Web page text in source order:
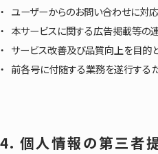
ユーザーからのお問い合わせに対
本サービスに関する広告掲載等の
サービス改善及び品質向上を目的
前各号に付随する業務を遂行する
4. 個人情報の第三者